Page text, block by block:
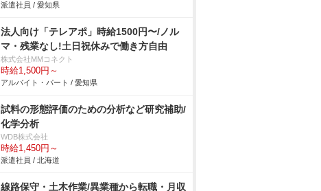
派遣社員 / 愛知県
法人向け「テレアポ」時給1500円〜/ノル
マ・残業なし!土日祝休みで働き方自由
株式会社MMコネクト
時給1,500円～
アルバイト・パート / 愛知県
試料の形態評価のための分析など研究補助/
化学分析
WDB株式会社
時給1,450円～
派遣社員 / 北海道
線路保守・土木作業/異業種から転職・月収